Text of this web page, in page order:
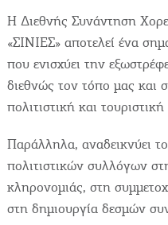
Η Διεθνής Συνάντηση
«ΣΙΝΙΕΣ» αποτελεί ένα
που ενισχύει την
διεθνώς τον τόπο μας και
πολιτιστική και
Παράλληλα, αναδεικνύει
πολιτιστικών συλλόγων
κληρονομιάς, στη
στη δημιουργία δεσμών
Θα θέλαμε να σας
χρησιμοποιούμε
η καλύτερη εμπειρία
Επιλέγοντας να